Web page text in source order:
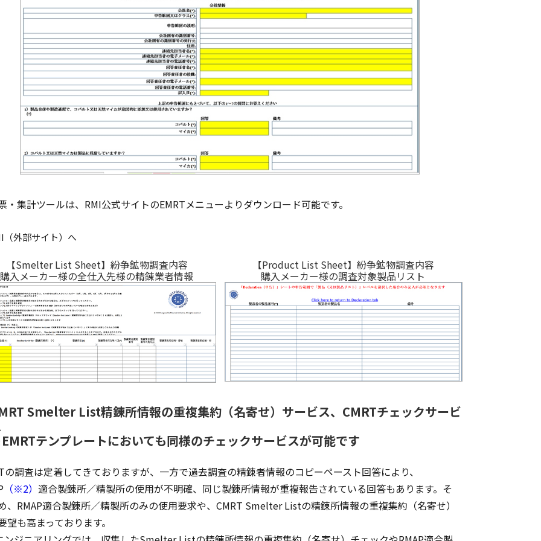
・集計ツールは、RMI公式サイトのEMRTメニューよりダウンロード可能です。
（外部サイト）へ
【Smelter List Sheet】紛争鉱物調査内容
購入メーカー様の全仕入先様の精錬業者情報
【Product List Sheet】紛争鉱物調査内容
購入メーカー様の調査対象製品リスト
Smelter List精錬所情報の重複集約（名寄せ）サービス、CMRTチェックサービ
テンプレートにおいても同様のチェックサービスが可能です
の調査は定着してきておりますが、一方で過去調査の精錬者情報のコピーペースト回答により、
（※2） 適合製錬所／精製所の使用が不明確、同じ製錬所情報が重複報告されている回答もあります。そ
、RMAP適合製錬所／精製所のみの使用要求や、CMRT Smelter Listの精錬所情報の重複集約（名寄せ）
望も高まっております。